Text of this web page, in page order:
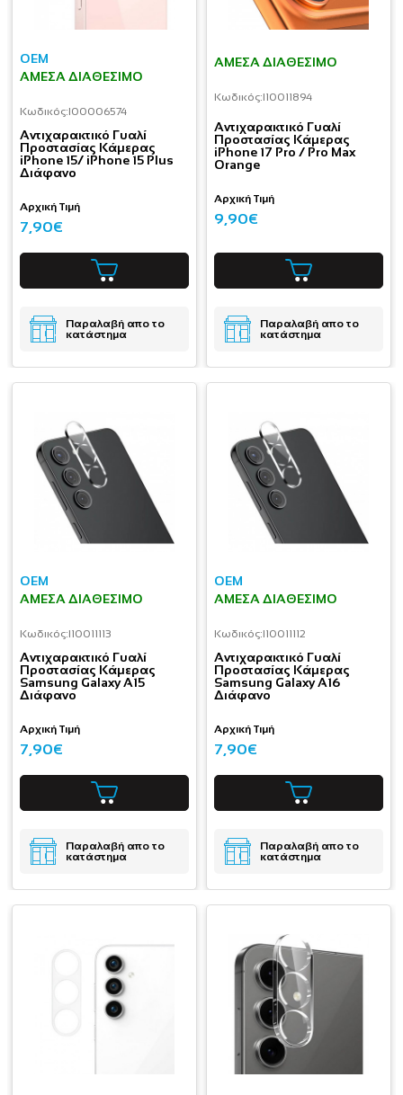
OEM
ΆΜΕΣΑ ΔΙΑΘΈΣΙΜΟ
Κωδικός:I00006574
Aντιχαρακτικό Γυαλί
Προστασίας Κάμερας
iPhone 15/ iPhone 15 Plus
Διάφανο
Αρχική Τιμή
7,90€
Παραλαβή απο το
κατάστημα
ΆΜΕΣΑ ΔΙΑΘΈΣΙΜΟ
Κωδικός:I10011894
Aντιχαρακτικό Γυαλί
Προστασίας Κάμερας
iPhone 17 Pro / Pro Max
Orange
Αρχική Τιμή
9,90€
Παραλαβή απο το
κατάστημα
OEM
ΆΜΕΣΑ ΔΙΑΘΈΣΙΜΟ
Κωδικός:I10011113
Aντιχαρακτικό Γυαλί
Προστασίας Κάμερας
Samsung Galaxy A15
Διάφανο
Αρχική Τιμή
7,90€
Παραλαβή απο το
κατάστημα
OEM
ΆΜΕΣΑ ΔΙΑΘΈΣΙΜΟ
Κωδικός:I10011112
Aντιχαρακτικό Γυαλί
Προστασίας Κάμερας
Samsung Galaxy A16
Διάφανο
Αρχική Τιμή
7,90€
Παραλαβή απο το
κατάστημα